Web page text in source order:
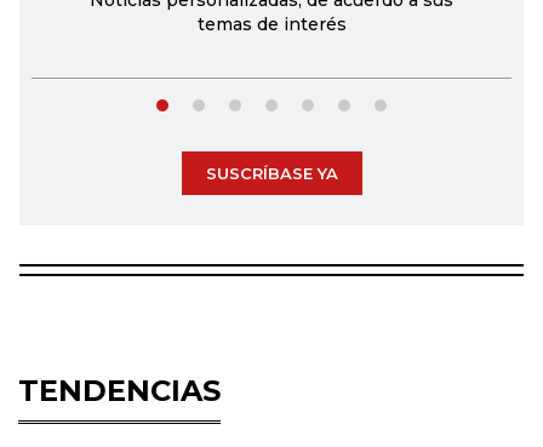
temas de interés
SUSCRÍBASE YA
TENDENCIAS